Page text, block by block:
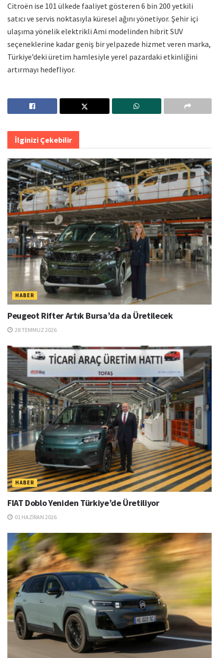
Citroën ise 101 ülkede faaliyet gösteren 6 bin 200 yetkili
satıcı ve servis noktasıyla küresel ağını yönetiyor. Şehir içi
ulaşıma yönelik elektrikli Ami modelinden hibrit SUV
seçeneklerine kadar geniş bir yelpazede hizmet veren marka,
Türkiye’deki üretim hamlesiyle yerel pazardaki etkinliğini
artırmayı hedefliyor.
İlginizi Çekebilir
HABER
Peugeot Rifter Artık Bursa’da da Üretilecek
28 TEMMUZ 2026
HABER
FIAT Doblo Yeniden Türkiye’de Üretiliyor
01 HAZIRAN 2026